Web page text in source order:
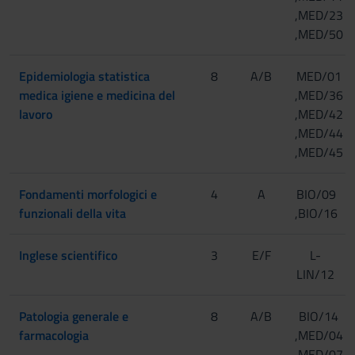
,MED/23
,MED/50
Epidemiologia statistica
medica igiene e medicina del
lavoro
8 A/B
MED/01
,MED/36
,MED/42
,MED/44
,MED/45
Fondamenti morfologici e
funzionali della vita
4 A
BIO/09
,BIO/16
Inglese scientifico 3 E/F
L-
LIN/12
Patologia generale e
farmacologia
8 A/B
BIO/14
,MED/04